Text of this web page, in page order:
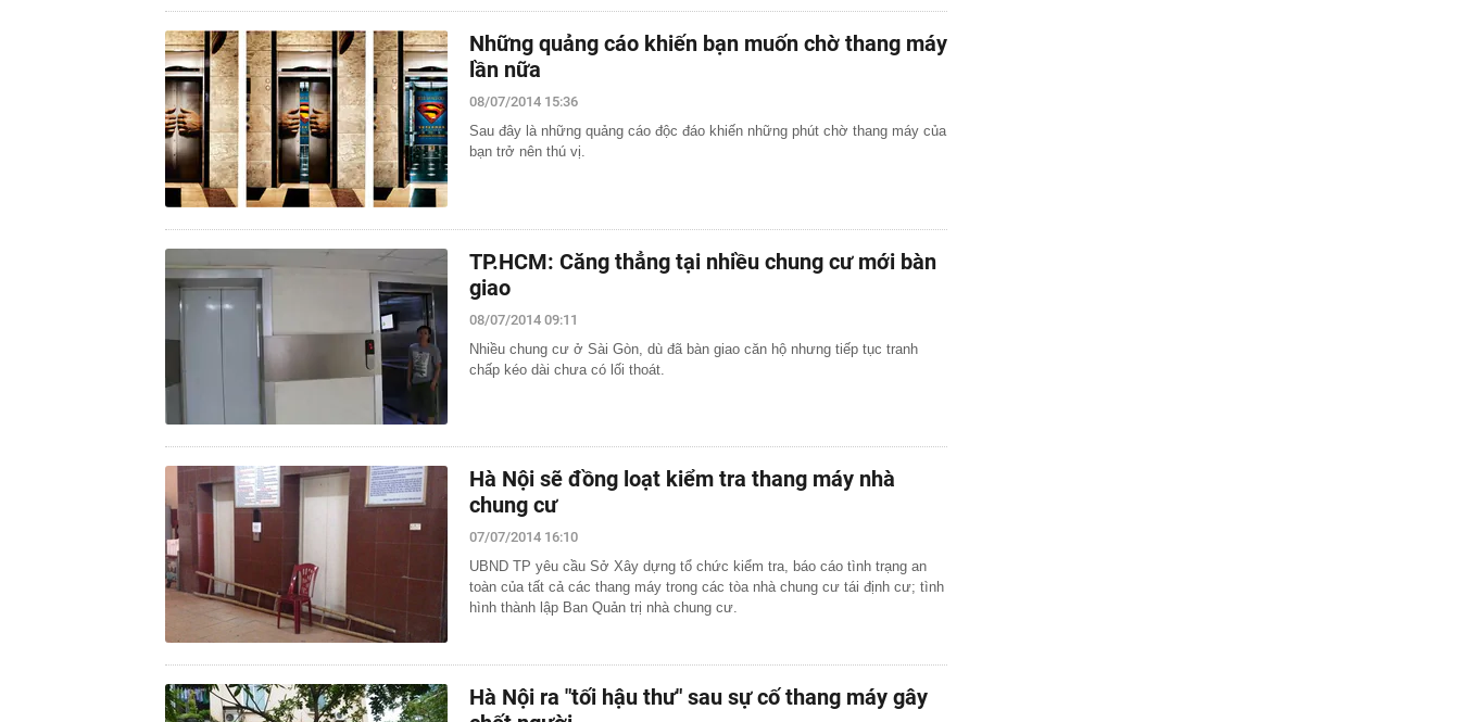
Những quảng cáo khiến bạn muốn chờ thang máy
lần nữa
08/07/2014 15:36
Sau đây là những quảng cáo độc đáo khiến những phút chờ thang máy của
bạn trở nên thú vị.
TP.HCM: Căng thẳng tại nhiều chung cư mới bàn
giao
08/07/2014 09:11
Nhiều chung cư ở Sài Gòn, dù đã bàn giao căn hộ nhưng tiếp tục tranh
chấp kéo dài chưa có lối thoát.
Hà Nội sẽ đồng loạt kiểm tra thang máy nhà
chung cư
07/07/2014 16:10
UBND TP yêu cầu Sở Xây dựng tổ chức kiểm tra, báo cáo tình trạng an
toàn của tất cả các thang máy trong các tòa nhà chung cư tái định cư; tình
hình thành lập Ban Quản trị nhà chung cư.
Hà Nội ra "tối hậu thư" sau sự cố thang máy gây